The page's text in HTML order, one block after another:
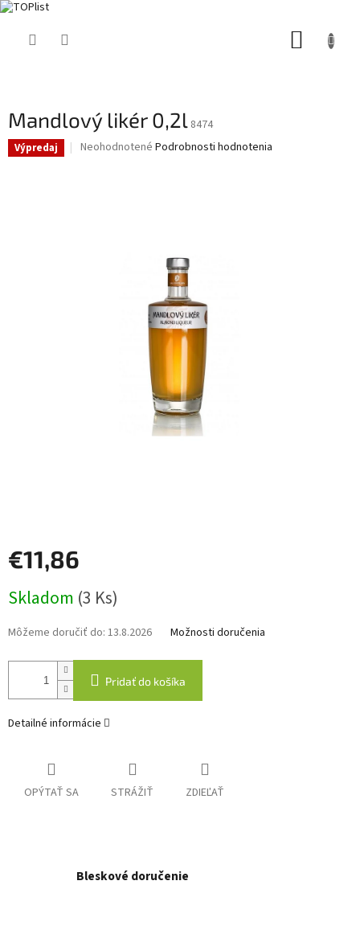
Mandlový likér 0,2l 8474
Výpredaj
Priemerné
Neohodnotené Podrobnosti hodnotenia
€11,86
cena:
Skladom (3 Ks)
Môžeme doručiť do: 13.8.2026 Možnosti doručenia
Pridať do košíka
Detailné informácie
OPÝTAŤ SA STRÁŽIŤ ZDIEĽAŤ
Bleskové doručenie